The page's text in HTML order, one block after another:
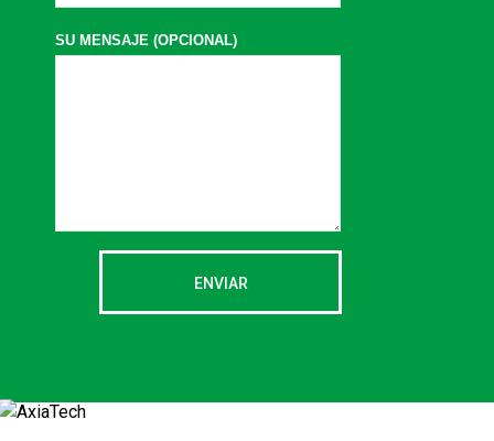
SU MENSAJE (OPCIONAL)